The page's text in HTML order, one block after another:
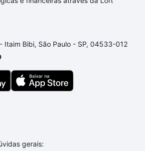
financiamento imobiliário as
dúvida dos custos envolvidos no
veja em nosso portal quanto
apartamento
o imóvel dos seus sonhos com
Loft, com você até as
Itaim Bibi, São Paulo - SP, 04533-012
gerais: